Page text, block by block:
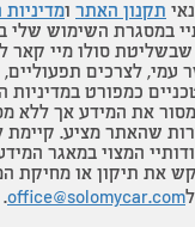
תקנון האתר ו
במסגרת השימוש שלי
סולו מיי קאר
עמי, לצרכים תפעוליים,
כמפורט במדיניות
את המידע אך ללא
שהאתר מציע. קיימת
המצוי במאגר
את תיקון או מחיקת
office@solomycar.com
.